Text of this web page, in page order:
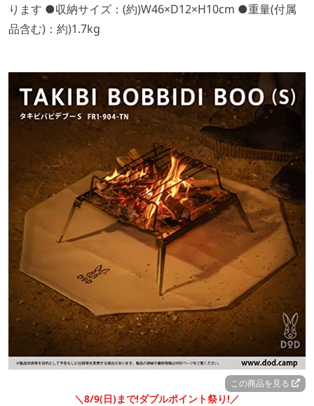
ります ●収納サイズ：(約)W46×D12×H10cm ●重量(付属
品含む)：約)1.7kg
この商品を見る
＼8/9(日)まで!ダブルポイント祭り!／